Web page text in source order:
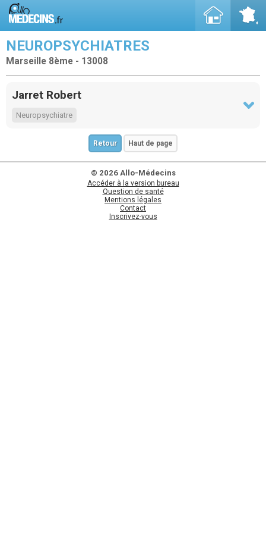
NEUROPSYCHIATRES
Marseille 8ème - 13008
Jarret Robert
Neuropsychiatre
Retour Haut de page
© 2026 Allo-Médecins
Accéder à la version bureau
Question de santé
Mentions légales
Contact
Inscrivez-vous